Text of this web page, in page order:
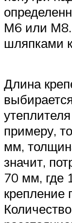
М6 или М8.
шляпками
Длина
примеру,
мм,
значит,
70 мм, где
крепление